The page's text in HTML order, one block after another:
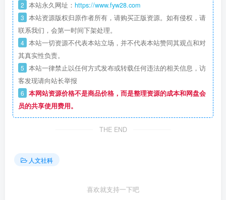
2 本站永久网址： https://www.fyw28.com
3 本站资源版权归原作者所有，请购买正版资源。如有侵权，请
联系我们，会第一时间下架处理。
4 本站一切资源不代表本站立场，并不代表本站赞同其观点和对
其真实性负责。
5 本站一律禁止以任何方式发布或转载任何违法的相关信息，访
客发现请向站长举报
6 本网站资源价格不是商品价格，而是整理资源的成本和网盘会
员的共享使用费用。
THE END
人文社科
喜欢就支持一下吧